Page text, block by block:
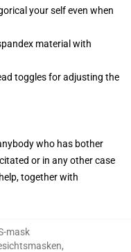
your self even when
material with
toggles for adjusting the
who has bother
or in any other case
together with
mask
,